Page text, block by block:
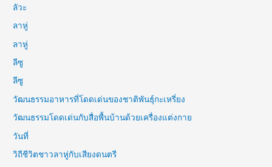
ลัวะ
ลาหู่
ลาหู่
ลีซู
ลีซู
วัฒนธรรมอาหารที่โดดเด่นของชาติพันธุ์กะเหรี่ยง
วัฒนธรรมโดดเด่นกับสื่อพื้นบ้านด้วยเครื่องแต่งกาย
วันที่
วิถีชีวิตชาวลาหู่กับเสียงดนตรี